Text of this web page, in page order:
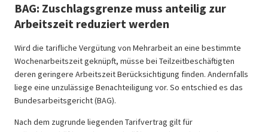
BAG: Zuschlagsgrenze muss anteilig zur
Arbeitszeit reduziert werden
Wird die tarifliche Vergütung von Mehrarbeit an eine bestimmte
Wochenarbeitszeit geknüpft, müsse bei Teilzeitbeschäftigten
deren geringere Arbeitszeit Berücksichtigung finden. Andernfalls
liege eine unzulässige Benachteiligung vor. So entschied es das
Bundesarbeitsgericht (BAG).
Nach dem zugrunde liegenden Tarifvertrag gilt für